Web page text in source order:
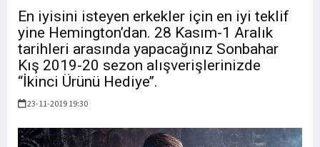
En iyisini isteyen erkekler için en iyi teklif
yine Hemington’dan. 28 Kasım-1 Aralık
tarihleri arasında yapacağınız Sonbahar
Kış 2019-20 sezon alışverişlerinizde
“İkinci Ürünü Hediye’’.
23-11-2019 19:30